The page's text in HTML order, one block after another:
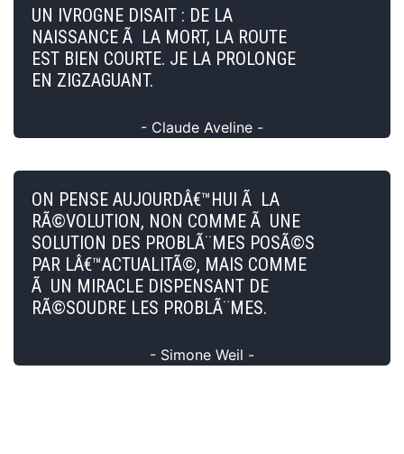
UN IVROGNE DISAIT : DE LA
NAISSANCE Ã LA MORT, LA ROUTE
EST BIEN COURTE. JE LA PROLONGE
EN ZIGZAGUANT.
- Claude Aveline -
ON PENSE AUJOURDÂ€™HUI Ã LA
RÃ©VOLUTION, NON COMME Ã UNE
SOLUTION DES PROBLÃ¨MES POSÃ©S
PAR LÂ€™ACTUALITÃ©, MAIS COMME
Ã UN MIRACLE DISPENSANT DE
RÃ©SOUDRE LES PROBLÃ¨MES.
- Simone Weil -